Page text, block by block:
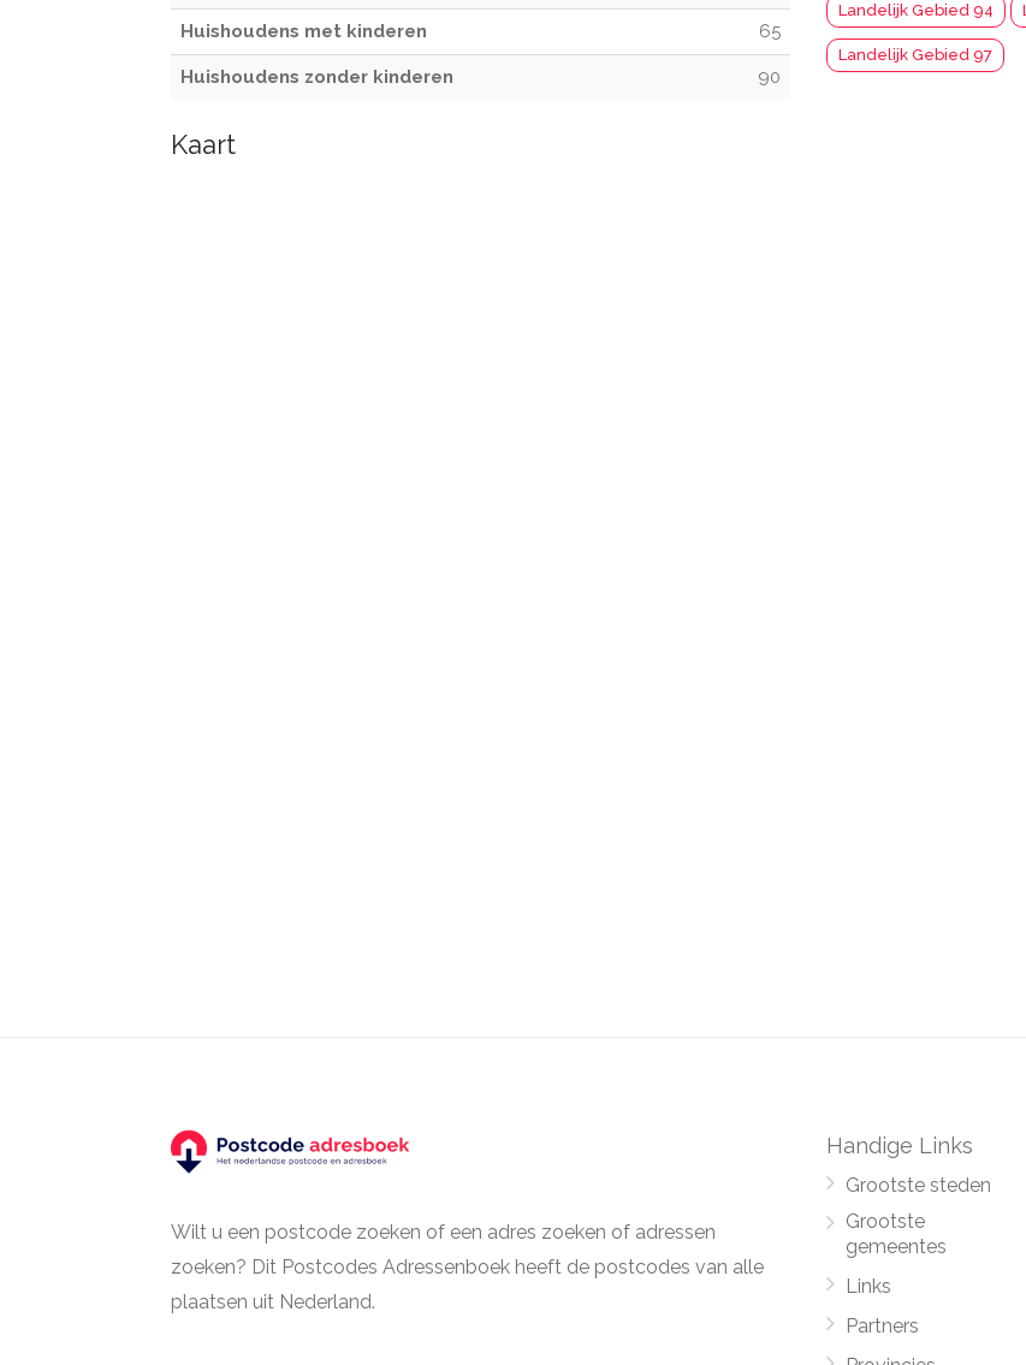
Huishoudens met kinderen 65
Huishoudens zonder kinderen 90
Kaart
Landelijk Gebied 94
Landelijk Gebied 97
Wilt u een postcode zoeken of een adres zoeken of adressen
zoeken? Dit Postcodes Adressenboek heeft de postcodes van alle
plaatsen uit Nederland.
Handige Links
Grootste steden
Grootste
gemeentes
Links
Partners